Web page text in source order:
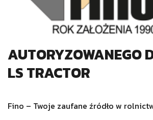
AUTORYZOWANEGO
LS TRACTOR
Fino – Twoje zaufane źródło w